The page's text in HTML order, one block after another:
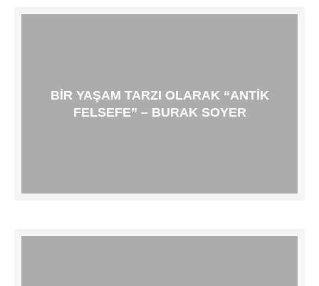
BIR YAŞAM TARZI OLARAK “ANTIK
FELSEFE” – BURAK SOYER